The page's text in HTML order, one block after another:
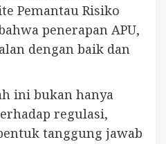
Pemantau Risiko
penerapan APU,
dengan baik dan
ini bukan hanya
regulasi,
tanggung jawab